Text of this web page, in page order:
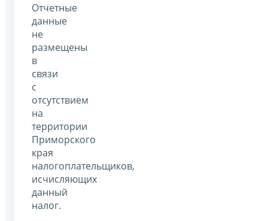
Отчетные
данные
не
размещены
в
связи
с
отсутствием
на
территории
Приморского
края
налогоплательщиков,
исчисляющих
данный
налог.